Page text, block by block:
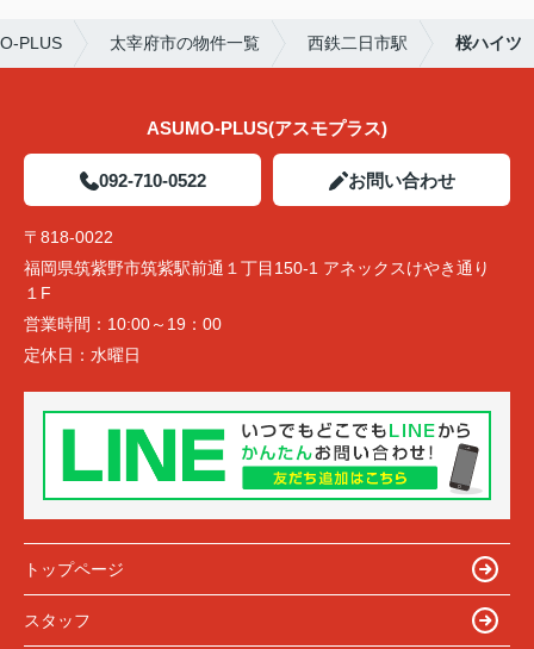
PLUS 太宰府市の物件一覧 西鉄二日市駅 桜ハイツ
ASUMO-PLUS(アスモプラス)
092-710-0522 お問い合わせ
〒818-0022
福岡県筑紫野市筑紫駅前通１丁目150-1 アネックスけやき通り
１F
営業時間： 10:00～19：00
定休日： 水曜日
トップページ
スタッフ